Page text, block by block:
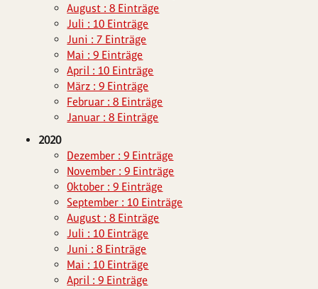
August : 8 Einträge
Juli : 10 Einträge
Juni : 7 Einträge
Mai : 9 Einträge
April : 10 Einträge
März : 9 Einträge
Februar : 8 Einträge
Januar : 8 Einträge
2020
Dezember : 9 Einträge
November : 9 Einträge
Oktober : 9 Einträge
September : 10 Einträge
August : 8 Einträge
Juli : 10 Einträge
Juni : 8 Einträge
Mai : 10 Einträge
April : 9 Einträge